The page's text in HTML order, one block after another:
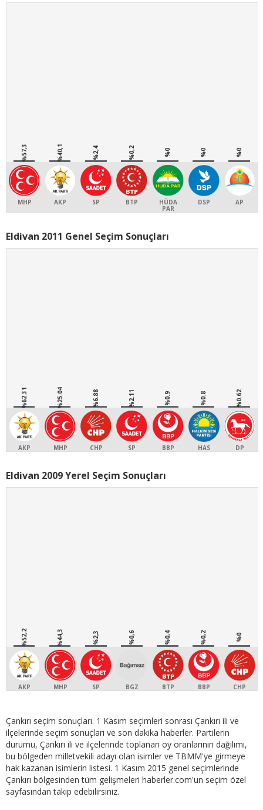
%57,3
MHP
%40,1
AKP
%2,4
SP
%0,2
BTP
%0
HÜDA
PAR
%0
DSP
%0
AP
Eldivan 2011 Genel Seçim Sonuçları
%62.31
AKP
%25.04
MHP
%6.88
CHP
%2.11
SP
%0.9
BBP
%0.8
HAS
%0.62
DP
Eldivan 2009 Yerel Seçim Sonuçları
%52,2
AKP
%44,3
MHP
%2,3
SP
%0,6
BGZ
%0,4
BTP
%0,2
BBP
%0
CHP
Çankırı seçim sonuçları. 1 Kasım seçimleri sonrası Çankırı ili ve
ilçelerinde seçim sonuçları ve son dakika haberler. Partilerin
durumu, Çankırı ili ve ilçelerinde toplanan oy oranlarının dağılımı,
bu bölgeden milletvekili adayı olan isimler ve TBMM'ye girmeye
hak kazanan isimlerin listesi. 1 Kasım 2015 genel seçimlerinde
Çankırı bölgesinden tüm gelişmeleri haberler.com'un seçim özel
sayfasından takip edebilirsiniz.